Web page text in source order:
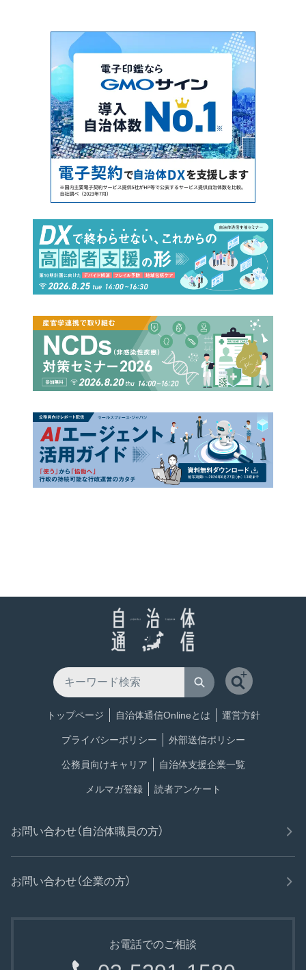
トップページ 自治体通信Onlineとは 運営方針
プライバシーポリシー 外部送信ポリシー
公務員向けキャリア 自治体支援企業一覧
メルマガ登録 読者アンケート
お問い合わせ（自治体職員の方）
お問い合わせ（企業の方）
お電話でのご相談